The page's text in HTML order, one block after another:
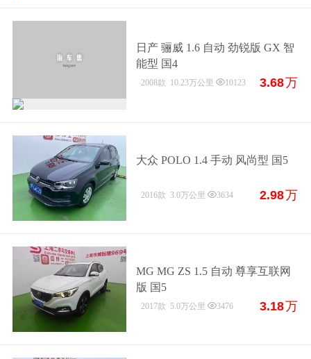
日产 骊威 1.6 自动 劲锐版 GX 智
能型 国4
3.68万
2008款 10.23万公里 10123
大众 POLO 1.4 手动 风尚型 国5
2.98万
2016款 3.0万公里 3634
MG MG ZS 1.5 自动 尊享互联网
版 国5
3.18万
2017款 5.0万公里 3476